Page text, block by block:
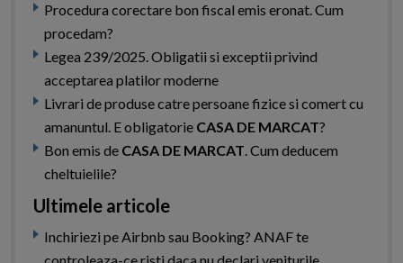
Procedura corectare bon fiscal emis eronat. Cum
procedam?
Legea 239/2025. Obligatii si exceptii privind
acceptarea platilor moderne
Livrari de produse catre persoane fizice si comert cu
amanuntul. E obligatorie CASA DE MARCAT?
Bon emis de CASA DE MARCAT. Cum deducem
cheltuielile?
Ultimele articole
Inchiriezi pe Airbnb sau Booking? ANAF te